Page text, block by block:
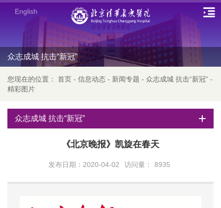
English
众志成城 抗击“新冠”
您现在的位置： 首页 - 信息动态 - 新闻专题 - 众志成城 抗击“新冠” -
精彩图片
众志成城 抗击“新冠”
《北京晚报》凯旋在春天
发布日期：2020-04-02 访问量： 8935